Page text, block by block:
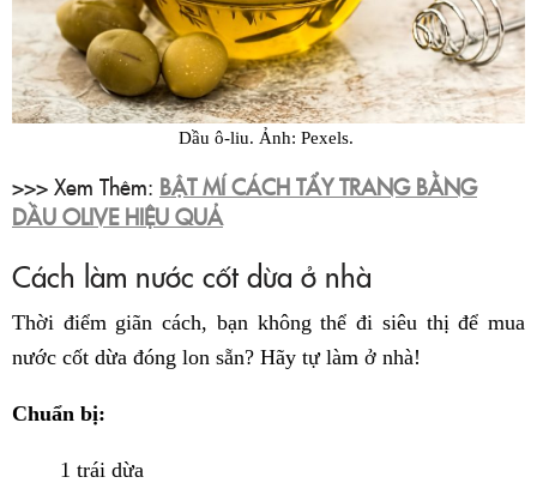
Dầu ô-liu. Ảnh: Pexels.
>>> Xem Thêm: BẬT MÍ CÁCH TẨY TRANG BẰNG
DẦU OLIVE HIỆU QUẢ
Cách làm nước cốt dừa ở nhà
Thời điểm giãn cách, bạn không thể đi siêu thị để mua
nước cốt dừa đóng lon sẵn? Hãy tự làm ở nhà!
Chuẩn bị:
1 trái dừa